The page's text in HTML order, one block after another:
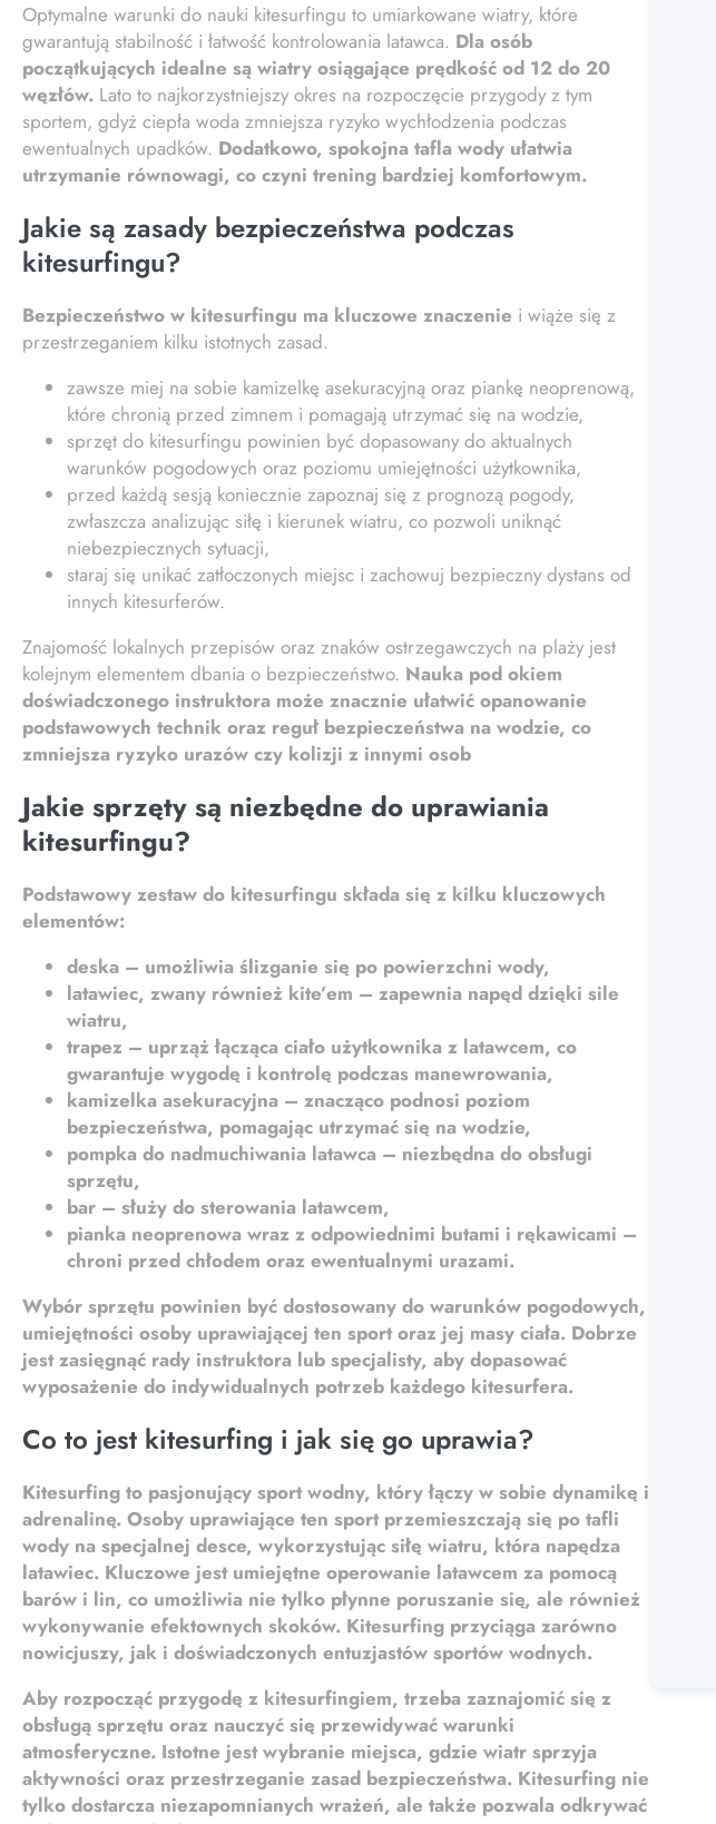
Optymalne warunki do nauki kitesurfingu to umiarkowane wiatry, które
gwarantują stabilność i łatwość kontrolowania latawca. Dla osób
początkujących idealne są wiatry osiągające prędkość od 12 do 20
węzłów. Lato to najkorzystniejszy okres na rozpoczęcie przygody z tym
sportem, gdyż ciepła woda zmniejsza ryzyko wychłodzenia podczas
ewentualnych upadków. Dodatkowo, spokojna tafla wody ułatwia
utrzymanie równowagi, co czyni trening bardziej komfortowym.
Jakie są zasady bezpieczeństwa podczas
kitesurfingu?
Bezpieczeństwo w kitesurfingu ma kluczowe znaczenie i wiąże się z
przestrzeganiem kilku istotnych zasad.
zawsze miej na sobie kamizelkę asekuracyjną oraz piankę neoprenową,
które chronią przed zimnem i pomagają utrzymać się na wodzie,
sprzęt do kitesurfingu powinien być dopasowany do aktualnych
warunków pogodowych oraz poziomu umiejętności użytkownika,
przed każdą sesją koniecznie zapoznaj się z prognozą pogody,
zwłaszcza analizując siłę i kierunek wiatru, co pozwoli uniknąć
niebezpiecznych sytuacji,
staraj się unikać zatłoczonych miejsc i zachowuj bezpieczny dystans od
innych kitesurferów.
Znajomość lokalnych przepisów oraz znaków ostrzegawczych na plaży jest
kolejnym elementem dbania o bezpieczeństwo. Nauka pod okiem
doświadczonego instruktora może znacznie ułatwić opanowanie
podstawowych technik oraz reguł bezpieczeństwa na wodzie, co
zmniejsza ryzyko urazów czy kolizji z innymi osob
Jakie sprzęty są niezbędne do uprawiania
kitesurfingu?
Podstawowy zestaw do kitesurfingu składa się z kilku kluczowych
elementów:
deska – umożliwia ślizganie się po powierzchni wody,
latawiec, zwany również kite’em – zapewnia napęd dzięki sile
wiatru,
trapez – uprząż łącząca ciało użytkownika z latawcem, co
gwarantuje wygodę i kontrolę podczas manewrowania,
kamizelka asekuracyjna – znacząco podnosi poziom
bezpieczeństwa, pomagając utrzymać się na wodzie,
pompka do nadmuchiwania latawca – niezbędna do obsługi
sprzętu,
bar – służy do sterowania latawcem,
pianka neoprenowa wraz z odpowiednimi butami i rękawicami –
chroni przed chłodem oraz ewentualnymi urazami.
Wybór sprzętu powinien być dostosowany do warunków pogodowych,
umiejętności osoby uprawiającej ten sport oraz jej masy ciała. Dobrze
jest zasięgnąć rady instruktora lub specjalisty, aby dopasować
wyposażenie do indywidualnych potrzeb każdego kitesurfera.
Co to jest kitesurfing i jak się go uprawia?
Kitesurfing to pasjonujący sport wodny, który łączy w sobie dynamikę i
adrenalinę. Osoby uprawiające ten sport przemieszczają się po tafli
wody na specjalnej desce, wykorzystując siłę wiatru, która napędza
latawiec. Kluczowe jest umiejętne operowanie latawcem za pomocą
barów i lin, co umożliwia nie tylko płynne poruszanie się, ale również
wykonywanie efektownych skoków. Kitesurfing przyciąga zarówno
nowicjuszy, jak i doświadczonych entuzjastów sportów wodnych.
Aby rozpocząć przygodę z kitesurfingiem, trzeba zaznajomić się z
obsługą sprzętu oraz nauczyć się przewidywać warunki
atmosferyczne. Istotne jest wybranie miejsca, gdzie wiatr sprzyja
aktywności oraz przestrzeganie zasad bezpieczeństwa. Kitesurfing nie
tylko dostarcza niezapomnianych wrażeń, ale także pozwala odkrywać